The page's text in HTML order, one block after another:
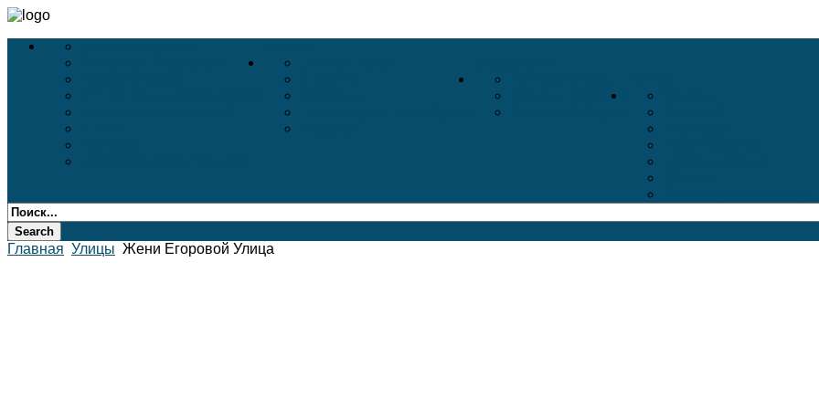
Отели 4 Звёзды
Главная Улицы Жени Егоровой Улица